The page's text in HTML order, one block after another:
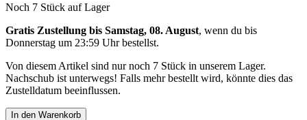
Noch 7 Stück auf Lager
Gratis Zustellung bis Samstag, 08. August, wenn du bis
Donnerstag um 23:59 Uhrbestellst.
Von diesem Artikel sind nur noch 7 Stück in unserem Lager.
Nachschub ist unterwegs! Falls mehr bestellt wird, könnte dies das
Zustelldatum beeinflussen.
In den Warenkorb